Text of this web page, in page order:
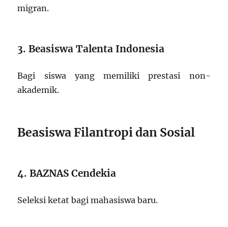
migran.
3. Beasiswa Talenta Indonesia
Bagi siswa yang memiliki prestasi non-
akademik.
Beasiswa Filantropi dan Sosial
4. BAZNAS Cendekia
Seleksi ketat bagi mahasiswa baru.